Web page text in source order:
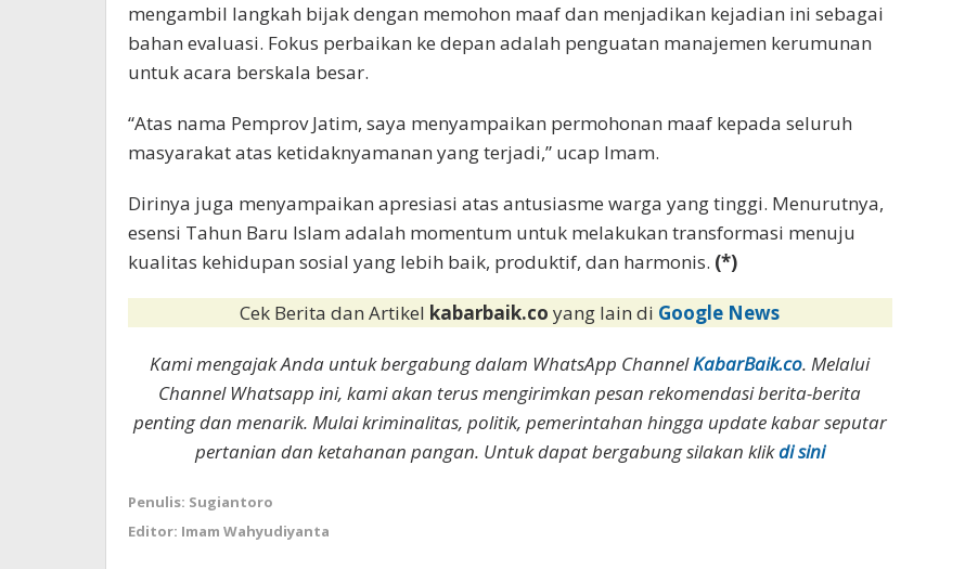
mengambil langkah bijak dengan memohon maaf dan menjadikan kejadian ini sebagai
bahan evaluasi. Fokus perbaikan ke depan adalah penguatan manajemen kerumunan
untuk acara berskala besar.
“Atas nama Pemprov Jatim, saya menyampaikan permohonan maaf kepada seluruh
masyarakat atas ketidaknyamanan yang terjadi,” ucap Imam.
Dirinya juga menyampaikan apresiasi atas antusiasme warga yang tinggi. Menurutnya,
esensi Tahun Baru Islam adalah momentum untuk melakukan transformasi menuju
kualitas kehidupan sosial yang lebih baik, produktif, dan harmonis. (*)
Cek Berita dan Artikel kabarbaik.coyang lain di Google News
Kami mengajak Anda untuk bergabung dalam WhatsApp ChannelKabarBaik.co. Melalui
Channel Whatsapp ini, kami akan terus mengirimkan pesan rekomendasi berita-berita
penting dan menarik. Mulai kriminalitas, politik, pemerintahan hingga update kabar seputar
pertanian dan ketahanan pangan. Untuk dapat bergabung silakan klikdi sini
Penulis: Sugiantoro
Editor: Imam Wahyudiyanta